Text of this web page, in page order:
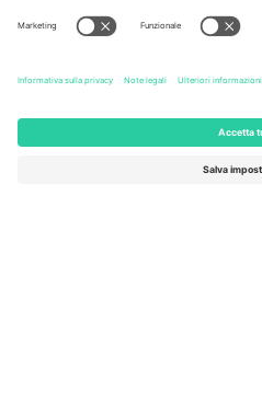
Come visto al telegiornale